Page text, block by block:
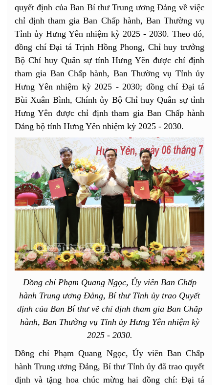
quyết định của Ban Bí thư Trung ương Đảng về việc
chỉ định tham gia Ban Chấp hành, Ban Thường vụ
Tỉnh ủy Hưng Yên nhiệm kỳ 2025 - 2030. Theo đó,
đồng chí Đại tá Trịnh Hồng Phong, Chỉ huy trưởng
Bộ Chỉ huy Quân sự tỉnh Hưng Yên được chỉ định
tham gia Ban Chấp hành, Ban Thường vụ Tỉnh ủy
Hưng Yên nhiệm kỳ 2025 - 2030; đồng chí Đại tá
Bùi Xuân Bình, Chính ủy Bộ Chỉ huy Quân sự tỉnh
Hưng Yên được chỉ định tham gia Ban Chấp hành
Đảng bộ tỉnh Hưng Yên nhiệm kỳ 2025 - 2030.
Đồng chí Phạm Quang Ngọc, Ủy viên Ban Chấp
hành Trung ương Đảng, Bí thư Tỉnh ủy trao Quyết
định của Ban Bí thư về chỉ định tham gia Ban Chấp
hành, Ban Thường vụ Tỉnh ủy Hưng Yên nhiệm kỳ
2025 - 2030.
Đồng chí Phạm Quang Ngọc, Ủy viên Ban Chấp
hành Trung ương Đảng, Bí thư Tỉnh ủy đã trao quyết
định và tặng hoa chúc mừng hai đồng chí: Đại tá